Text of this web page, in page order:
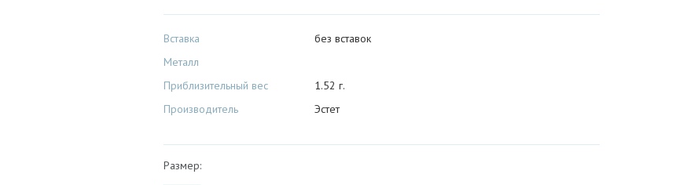
Вставка
Металл
Приблизительный вес
Производитель
без вставок
1.52 г.
Эстет
Размер: